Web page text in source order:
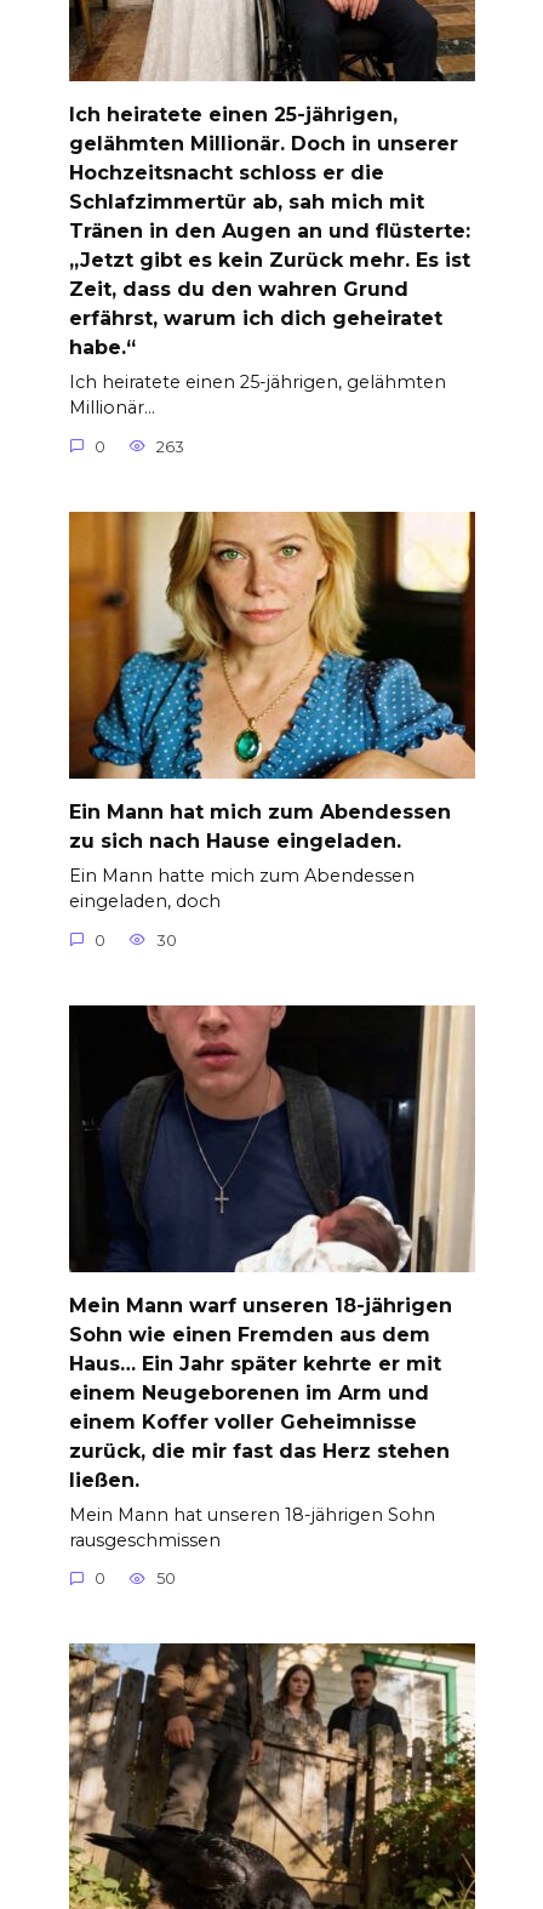
Ich heiratete einen 25-jährigen,
gelähmten Millionär. Doch in unserer
Hochzeitsnacht schloss er die
Schlafzimmertür ab, sah mich mit
Tränen in den Augen an und flüsterte:
„Jetzt gibt es kein Zurück mehr. Es ist
Zeit, dass du den wahren Grund
erfährst, warum ich dich geheiratet
habe.“
Ich heiratete einen 25-jährigen, gelähmten
Millionär…
0 263
Ein Mann hat mich zum Abendessen
zu sich nach Hause eingeladen.
Ein Mann hatte mich zum Abendessen
eingeladen, doch
0 30
Mein Mann warf unseren 18-jährigen
Sohn wie einen Fremden aus dem
Haus… Ein Jahr später kehrte er mit
einem Neugeborenen im Arm und
einem Koffer voller Geheimnisse
zurück, die mir fast das Herz stehen
ließen.
Mein Mann hat unseren 18-jährigen Sohn
rausgeschmissen
0 50